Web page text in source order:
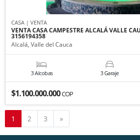
CASA | VENTA
VENTA CASA CAMPESTRE ALCALÁ VALLE
3156194358
Alcalá, Valle del Cauca
3 Alcobas 3 Garaje
$1.100.000.000COP
1 2 3 »